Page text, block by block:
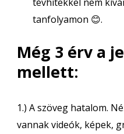
tanfolyamon 😊.
Még 3 érv a
mellett:
1.) A szöveg hatalom.
vannak videók, képek,